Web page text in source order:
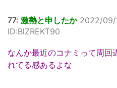
77: 激熱と申したか 2022/09/
ID:BlZREKT90
なんか最近のコナミって周回
れてる感あるよな